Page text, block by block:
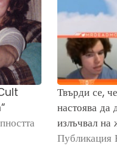
Твърди се,
настоява да
излъчвал
Публикация